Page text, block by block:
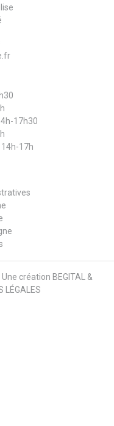
17h30
17h
création BEGITAL &
LÉGALES